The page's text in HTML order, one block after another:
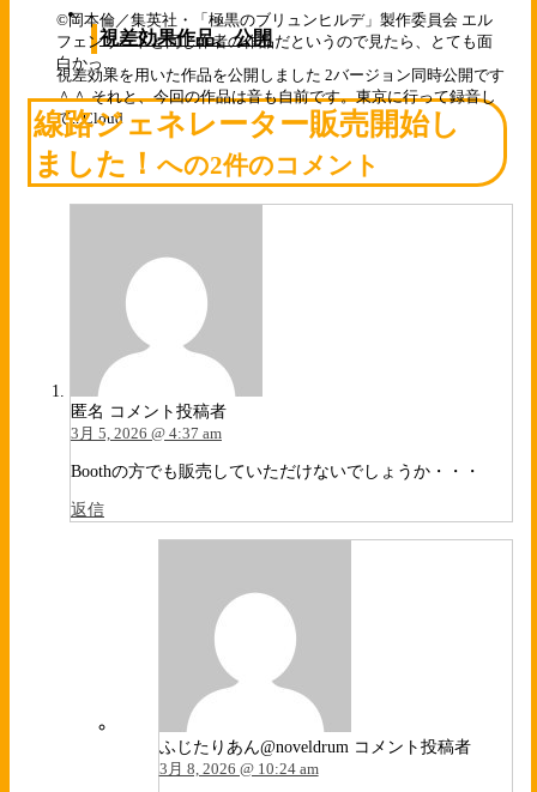
©岡本倫／集英社・「極黒のブリュンヒルデ」製作委員会 エル
フェンリートと同じ作者の作品だというので見たら、とても面
白かっ...
視差効果作品、公開
視差効果を用いた作品を公開しました 2バージョン同時公開です
＾＾ それと、今回の作品は音も自前です。東京に行って録音し
て...Cloud
線路ジェネレーター販売開始し
ました！ への2件のコメント
匿名 コメント投稿者
3月 5, 2026 @ 4:37 am
Boothの方でも販売していただけないでしょうか・・・
返信
ふじたりあん@noveldrum コメント投稿者
3月 8, 2026 @ 10:24 am